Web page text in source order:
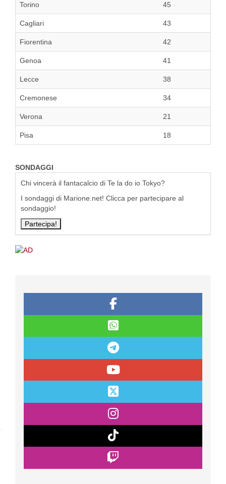
Torino 45
Cagliari 43
Fiorentina 42
Genoa 41
Lecce 38
Cremonese 34
Verona 21
Pisa 18
SONDAGGI
Chi vincerà il fantacalcio di Te la do io Tokyo?
I sondaggi di Marione.net! Clicca per partecipare al
sondaggio!